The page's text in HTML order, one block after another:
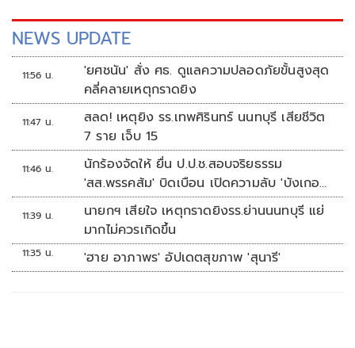
NEWS UPDATE
11:56 น.
'ยศชนัน' สั่ง ศธ. ดูแลความปลอดภัยขั้นสูงสุด
คลี่คลายเหตุกราดยิง
11:47 น.
สลด! เหตุยิง รร.เทพศิรินทร์ นนทบุรี เสียชีวิต
7 ราย เจ็บ 15
11:46 น.
นักร้องจัดให้ ยื่น ป.ป.ช.สอบจริยธรรม
'สส.พรรคส้ม' บิดเบือน เปิดความลับ 'บังเกอร์
ทหาร'
11:39 น.
นายกฯ เสียใจ เหตุกราดยิงรร.ย่านนนทบุรี แย่
มากไม่ควรเกิดขึ้น
11:35 น. 'ฮาย อาภาพร' อัปเดตสุขภาพ 'สุนารี'